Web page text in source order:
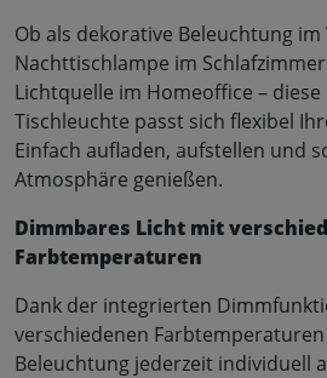
Ob als dekorative Beleuchtung
Nachttischlampe im
Lichtquelle im Homeoffice – diese
Tischleuchte passt sich flexibel
Einfach aufladen, aufstellen und
Atmosphäre genießen.
Dimmbares Licht mit
Farbtemperaturen
Dank der integrierten
verschiedenen Farbtemperaturen
Beleuchtung jederzeit individuell